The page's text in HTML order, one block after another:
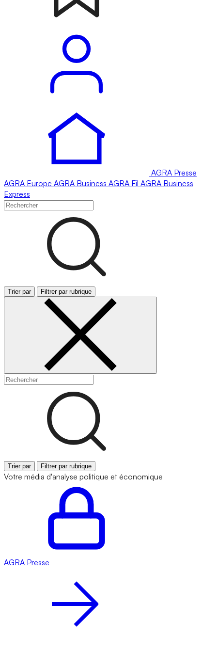
AGRA Presse
AGRA Europe AGRA Business AGRA Fil AGRA Business
Express
Trier par Filtrer par rubrique
Trier par Filtrer par rubrique
Votre média d'analyse politique et économique
AGRA Presse